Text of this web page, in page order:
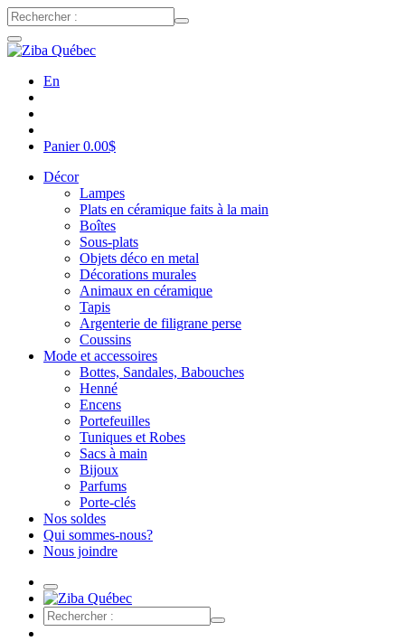
En
Panier0.00$
Décor
Lampes
Plats en céramique faits à la main
Boîtes
Sous-plats
Objets déco en metal
Décorations murales
Animaux en céramique
Tapis
Argenterie de filigrane perse
Coussins
Mode et accessoires
Bottes, Sandales, Babouches
Henné
Encens
Portefeuilles
Tuniques et Robes
Sacs à main
Bijoux
Parfums
Porte-clés
Nos soldes
Qui sommes-nous?
Nous joindre